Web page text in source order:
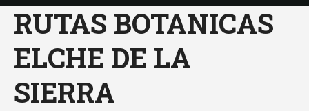
RUTAS BOTANICAS
ELCHE DE LA
SIERRA